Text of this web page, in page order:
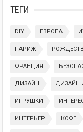
ТЕГИ
DIY ЕВРОПА
ПАРИЖ
ФРАНЦИЯ
ДИЗАЙН ДИЗАЙН
ИГРУШКИ
ИНТЕРЬЕР КОФЕ